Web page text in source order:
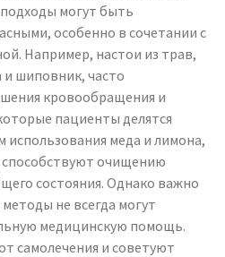
могут быть
особенно в сочетании с
Например, настои из трав,
и шиповник, часто
кровообращения и
пациенты делятся
меда и лимона,
очищению
состояния. Однако важно
не всегда могут
медицинскую помощь.
самолечения и советуют